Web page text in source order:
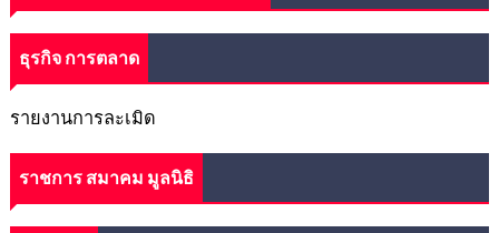
ธุรกิจ การตลาด
รายงานการละเมิด
ราชการ สมาคม มูลนิธิ